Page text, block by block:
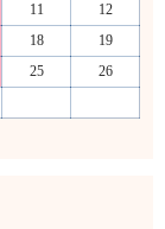
11
12
18
19
25
26